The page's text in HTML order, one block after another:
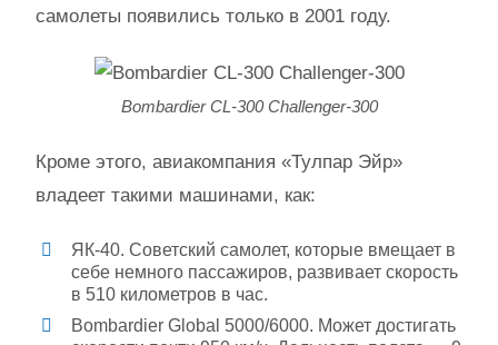
самолеты появились только в 2001 году.
Bombardier CL-300 Challenger-300
Кроме этого, авиакомпания «Тулпар Эйр»
владеет такими машинами, как:
ЯК-40. Советский самолет, которые вмещает в
себе немного пассажиров, развивает скорость
в 510 километров в час.
Bombardier Global 5000/6000. Может достигать